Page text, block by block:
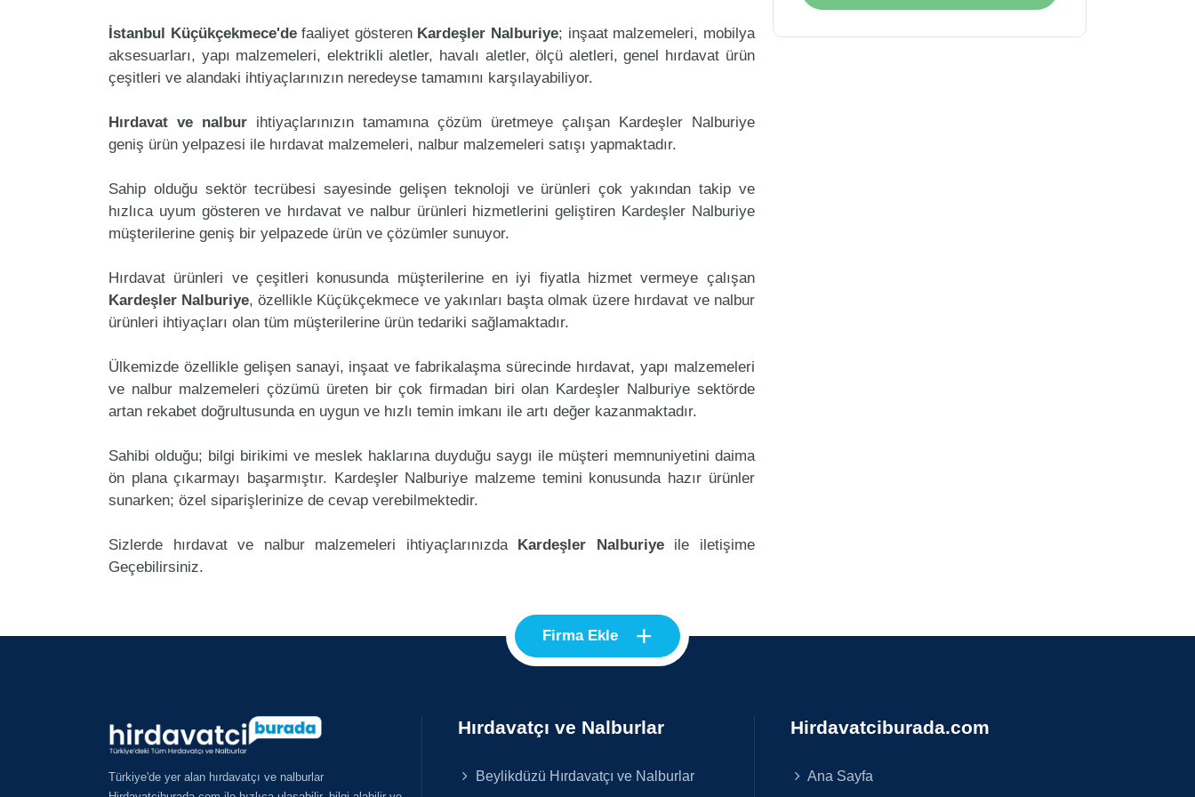
İstanbul Küçükçekmece'defaaliyet gösteren Kardeşler Nalburiye; inşaat malzemeleri, mobilya
aksesuarları, yapı malzemeleri, elektrikli aletler, havalı aletler, ölçü aletleri, genel hırdavat ürün
çeşitleri ve alandaki ihtiyaçlarınızın neredeyse tamamını karşılayabiliyor.
Hırdavat ve nalburihtiyaçlarınızın tamamına çözüm üretmeye çalışan Kardeşler Nalburiye
geniş ürün yelpazesi ile hırdavat malzemeleri, nalbur malzemeleri satışı yapmaktadır.
Sahip olduğu sektör tecrübesi sayesinde gelişen teknoloji ve ürünleri çok yakından takip ve
hızlıca uyum gösteren ve hırdavat ve nalbur ürünleri hizmetlerini geliştiren Kardeşler Nalburiye
müşterilerine geniş bir yelpazede ürün ve çözümler sunuyor.
Hırdavat ürünleri ve çeşitleri konusunda müşterilerine en iyi fiyatla hizmet vermeye çalışan
Kardeşler Nalburiye, özellikle Küçükçekmece ve yakınları başta olmak üzere hırdavat ve nalbur
ürünleri ihtiyaçları olan tüm müşterilerine ürün tedariki sağlamaktadır.
Ülkemizde özellikle gelişen sanayi, inşaat ve fabrikalaşma sürecinde hırdavat, yapı malzemeleri
ve nalbur malzemeleri çözümü üreten bir çok firmadan biri olan Kardeşler Nalburiye sektörde
artan rekabet doğrultusunda en uygun ve hızlı temin imkanı ile artı değer kazanmaktadır.
Sahibi olduğu; bilgi birikimi ve meslek haklarına duyduğu saygı ile müşteri memnuniyetini daima
ön plana çıkarmayı başarmıştır. Kardeşler Nalburiye malzeme temini konusunda hazır ürünler
sunarken; özel siparişlerinize de cevap verebilmektedir.
Sizlerde hırdavat ve nalbur malzemeleri ihtiyaçlarınızda Kardeşler Nalburiyeile iletişime
Geçebilirsiniz.
Firma Ekle +
Türkiye'de yer alan hırdavatçı ve nalburlar
Hırdavatçı ve Nalburlar
Beylikdüzü Hırdavatçı ve Nalburlar
Hirdavatciburada.com
Ana Sayfa